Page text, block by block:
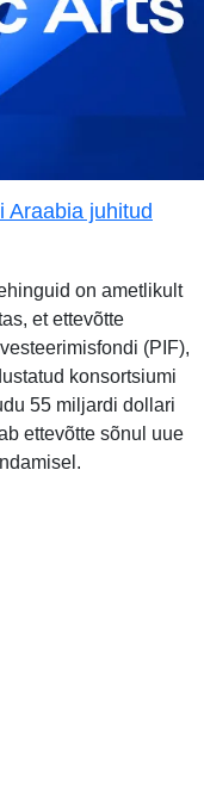
Araabia juhitud
on ametlikult
et ettevõtte
(PIF),
konsortsiumi
55 miljardi dollari
ettevõtte sõnul uue